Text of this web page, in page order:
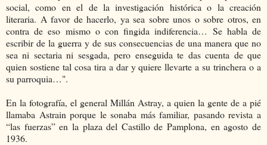
social, como en el de la investigación histórica o la creación
literaria. A favor de hacerlo, ya sea sobre unos o sobre otros, en
contra de eso mismo o con fingida indiferencia… Se habla de
escribir de la guerra y de sus consecuencias de una manera que no
sea ni sectaria ni sesgada, pero enseguida te das cuenta de que
quien sostiene tal cosa tira a dar y quiere llevarte a su trinchera o a
su parroquia…".
En la fotografía, el general Millán Astray, a quien la gente de a pié
llamaba Astrain porque le sonaba más familiar, pasando revista a
“las fuerzas” en la plaza del Castillo de Pamplona, en agosto de
1936.